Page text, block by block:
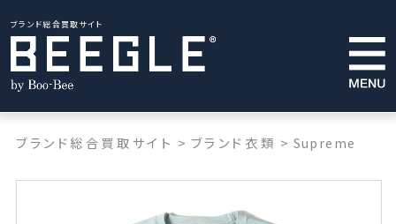
ブランド総合買取サイト
ブランド総合買取サイト > ブランド衣類 > Supreme